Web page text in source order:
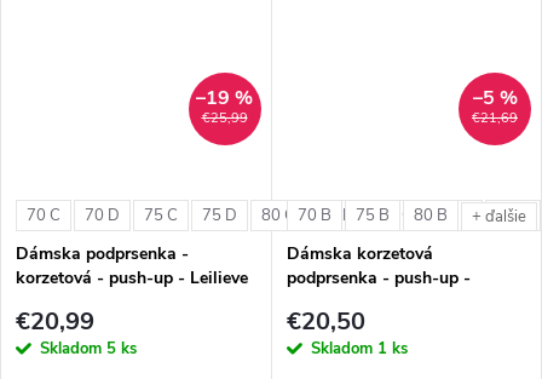
€25,99
–19 %
70 C 70 D 75 C 75 D 80 C 80 D 85 C 85 D 90 C
Dámska podprsenka -
korzetová - push-up - Leilieve
€20,99
Skladom 5 ks
€21,69
–5 %
70 B 75 B 80 B + ďalšie
Dámska korzetová
podprsenka - push-up -
€20,50
Skladom 1 ks